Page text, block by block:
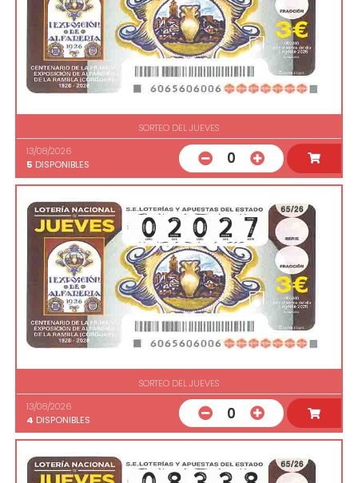
SORTEO DEL JUEVES
13/08/2026
5 DISPONIBLES 0
SORTEO DEL JUEVES
13/08/2026
4 DISPONIBLES 0